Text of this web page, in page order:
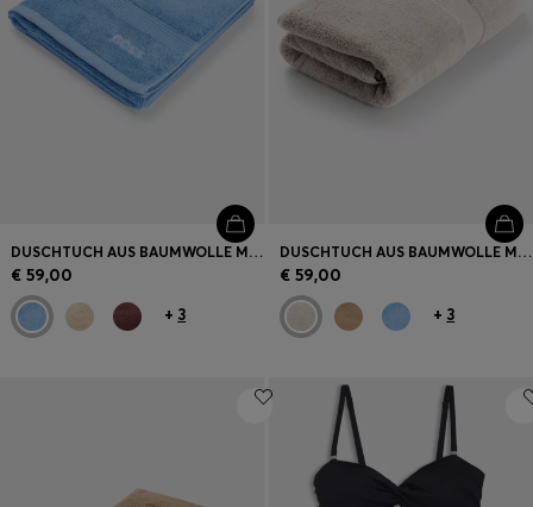
DUSCHTUCH AUS BAUMWOLLE MIT TONALER LOGO-STICKEREI
€ 59,00
+ 3
DUSCHTUCH AUS BAUMWOLLE MIT TONALER LOGO-STICKEREI
€ 59,00
+ 3